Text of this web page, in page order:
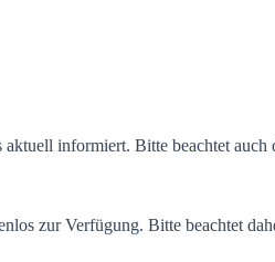
aktuell informiert. Bitte beachtet auch
zur Verfügung. Bitte beachtet